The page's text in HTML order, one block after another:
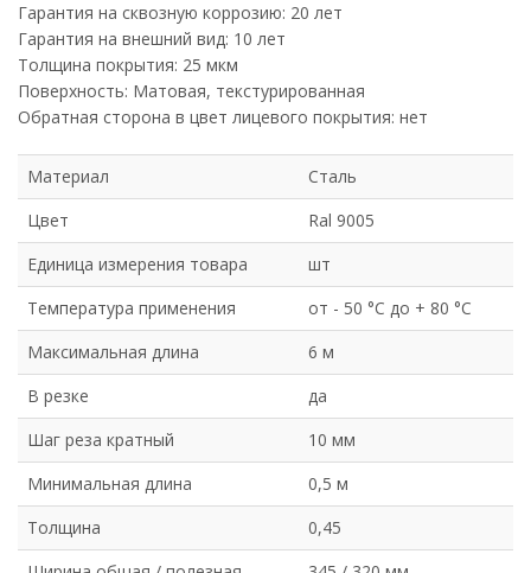
Гарантия на сквозную коррозию: 20 лет
Гарантия на внешний вид: 10 лет
Толщина покрытия: 25 мкм
Поверхность: Матовая, текстурированная
Обратная сторона в цвет лицевого покрытия: нет
Материал
Сталь
Цвет
Ral 9005
Единица измерения товара
шт
Температура применения
от - 50 °C до + 80 °C
Максимальная длина
6 м
В резке
да
Шаг реза кратный
10 мм
Минимальная длина
0,5 м
Толщина
0,45